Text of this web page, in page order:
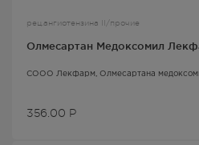
рец.ангиотензина II/прочие
Олмесартан Медоксомил
СООО Лекфарм, Олмесартана
356.00 Р